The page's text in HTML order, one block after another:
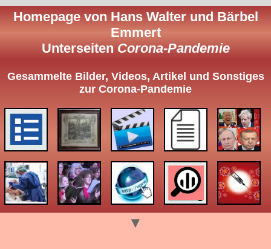
Homepage von Hans Walter und Bärbel
Emmert
UnterseitenCorona-Pandemie
Gesammelte Bilder, Videos, Artikel und Sonstiges
zur Corona-Pandemie
▼